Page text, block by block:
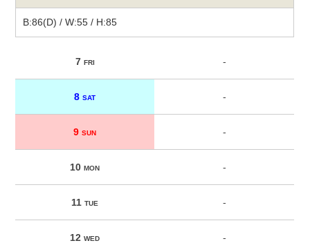
B:86(D) / W:55 / H:85
7 FRI -
8SAT -
9SUN -
10MON -
11TUE -
12WED -